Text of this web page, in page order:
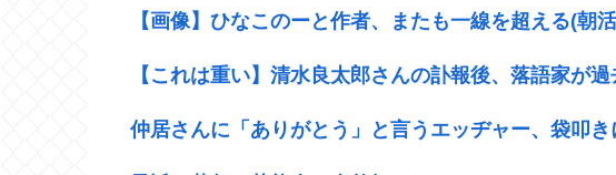
【画像】ひなこのーと作者、またも一線を超える(朝
【これは重い】清水良太郎さんの訃報後、落語家が
仲居さんに「ありがとう」と言うエッヂャー、袋叩